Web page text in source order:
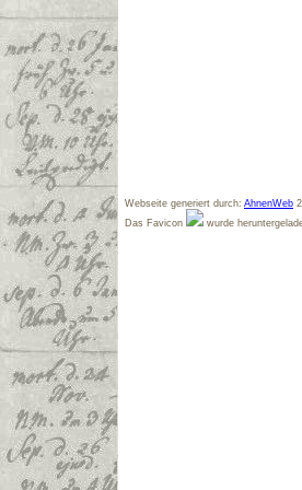
Webseite generiert durch: AhnenWeb
Das Favicon
wurde